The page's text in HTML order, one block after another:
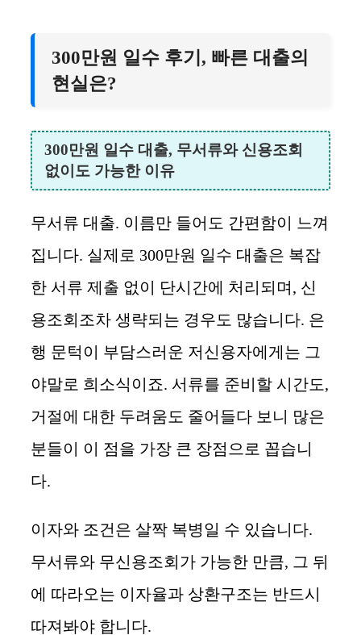
300만원 일수 후기, 빠른 대출의
현실은?
300만원 일수 대출, 무서류와 신용조회
없이도 가능한 이유
무서류 대출. 이름만 들어도 간편함이 느껴
집니다. 실제로 300만원 일수 대출은 복잡
한 서류 제출 없이 단시간에 처리되며, 신
용조회조차 생략되는 경우도 많습니다. 은
행 문턱이 부담스러운 저신용자에게는 그
야말로 희소식이죠. 서류를 준비할 시간도,
거절에 대한 두려움도 줄어들다 보니 많은
분들이 이 점을 가장 큰 장점으로 꼽습니
다.
이자와 조건은 살짝 복병일 수 있습니다.
무서류와 무신용조회가 가능한 만큼, 그 뒤
에 따라오는 이자율과 상환구조는 반드시
따져봐야 합니다.